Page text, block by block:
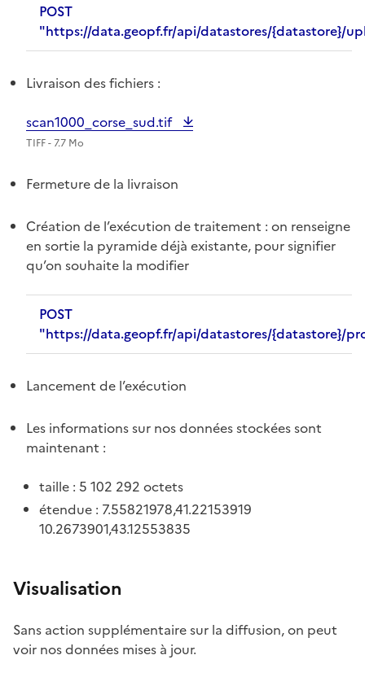
POST
"https://data.geopf.fr/api/datastores/{datastore}/
Livraison des fichiers :
scan1000_corse_sud.tif
TIFF - 7.7 Mo
Fermeture de la livraison
Création de l’exécution de traitement : on renseigne
en sortie la pyramide déjà existante, pour signifier
qu’on souhaite la modifier
POST
"https://data.geopf.fr/api/datastores/{datastore}/
Lancement de l’exécution
Les informations sur nos données stockées sont
maintenant :
taille : 5 102 292 octets
étendue : 7.55821978,41.22153919
10.2673901,43.12553835
Visualisation
Sans action supplémentaire sur la diffusion, on peut
voir nos données mises à jour.